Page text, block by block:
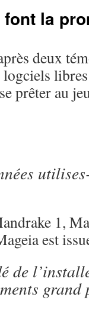
la
deux
prêter au
1,
est
de